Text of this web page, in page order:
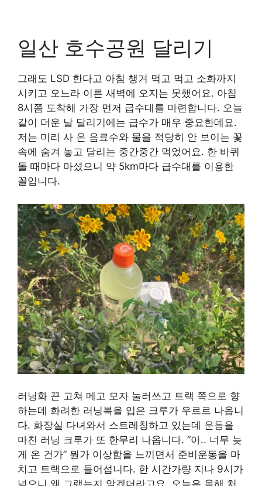
일산 호수공원 달리기
그래도 LSD 한다고 아침 챙겨 먹고 먹고 소화까지
시키고 오느라 이른 새벽에 오지는 못했어요. 아침
8시쯤 도착해 가장 먼저 급수대를 마련합니다. 오늘
같이 더운 날 달리기에는 급수가 매우 중요한데요.
저는 미리 사 온 음료수와 물을 적당히 안 보이는 꽃
속에 숨겨 놓고 달리는 중간중간 먹었어요. 한 바퀴
돌 때마다 마셨으니 약 5km마다 급수대를 이용한
꼴입니다.
러닝화 끈 고쳐 메고 모자 눌러쓰고 트랙 쪽으로 향
하는데 화려한 러닝복을 입은 크루가 우르르 나옵니
다. 화장실 다녀와서 스트레칭하고 있는데 운동을
마친 러닝 크루가 또 한무리 나옵니다. “아.. 너무 늦
게 온 건가” 뭔가 이상함을 느끼면서 준비운동을 마
치고 트랙으로 들어섭니다. 한 시간가량 지나 9시가